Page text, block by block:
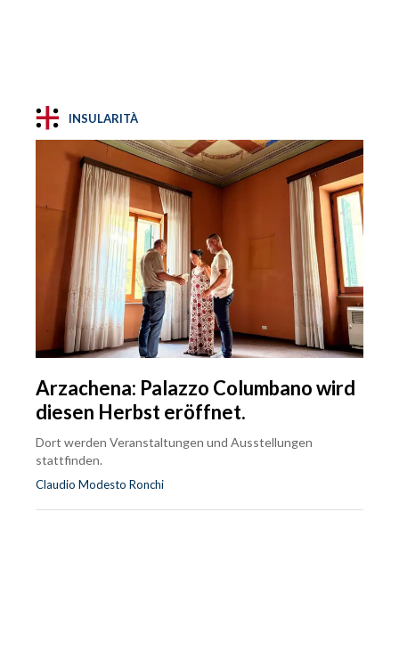
INSULARITÀ
Arzachena: Palazzo Columbano wird
diesen Herbst eröffnet.
Dort werden Veranstaltungen und Ausstellungen
stattfinden.
Claudio Modesto Ronchi